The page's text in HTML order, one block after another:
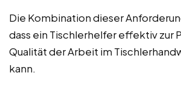
Die Kombination dieser
dass ein Tischlerhelfer effektiv zur
Qualität der Arbeit im
kann.